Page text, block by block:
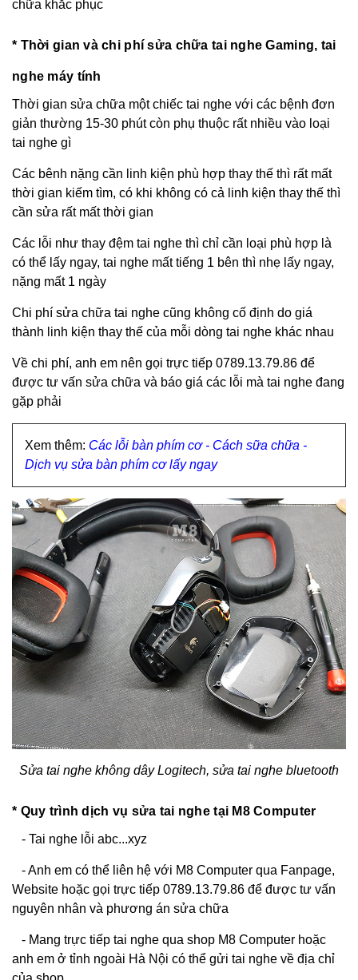
chữa khắc phục
* Thời gian và chi phí sửa chữa tai nghe Gaming, tai
nghe máy tính
Thời gian sửa chữa một chiếc tai nghe với các bệnh đơn
giản thường 15-30 phút còn phụ thuộc rất nhiều vào loại
tai nghe gì
Các bênh nặng cần linh kiện phù hợp thay thế thì rất mất
thời gian kiếm tìm, có khi không có cả linh kiện thay thế thì
cần sửa rất mất thời gian
Các lỗi như thay đệm tai nghe thì chỉ cần loại phù hợp là
có thể lấy ngay, tai nghe mất tiếng 1 bên thì nhẹ lấy ngay,
nặng mất 1 ngày
Chi phí sửa chữa tai nghe cũng không cố định do giá
thành linh kiện thay thế của mỗi dòng tai nghe khác nhau
Về chi phí, anh em nên gọi trực tiếp 0789.13.79.86 để
được tư vấn sửa chữa và báo giá các lỗi mà tai nghe đang
gặp phải
Xem thêm: Các lỗi bàn phím cơ - Cách sữa chữa -
Dịch vụ sửa bàn phím cơ lấy ngay
Sửa tai nghe không dây Logitech, sửa tai nghe bluetooth
* Quy trình dịch vụ sửa tai nghe tại M8 Computer
- Tai nghe lỗi abc...xyz
- Anh em có thể liên hệ với M8 Computer qua Fanpage,
Website hoặc gọi trực tiếp 0789.13.79.86 để được tư vấn
nguyên nhân và phương án sửa chữa
- Mang trực tiếp tai nghe qua shop M8 Computer hoặc
anh em ở tỉnh ngoài Hà Nội có thể gửi tai nghe về địa chỉ